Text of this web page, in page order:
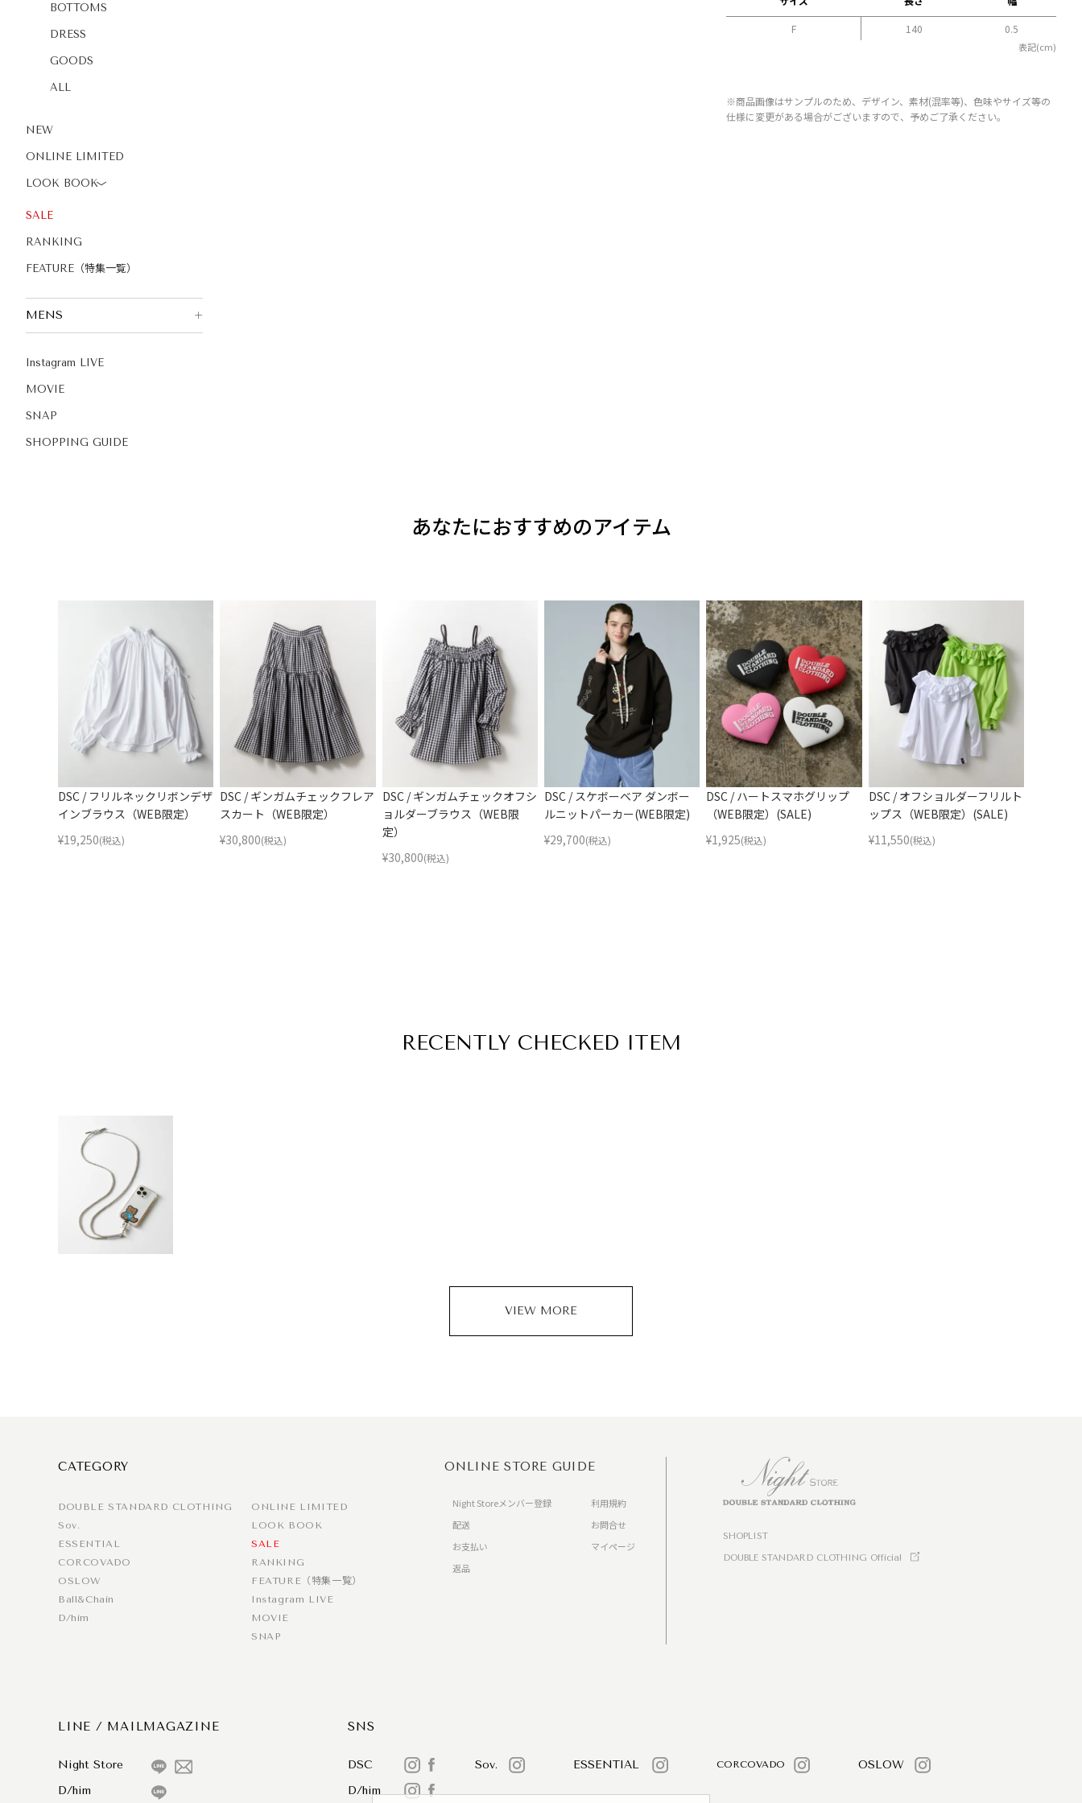
BOTTOMS
DRESS
GOODS
ALL
NEW
ONLINE LIMITED
LOOK BOOK〉
SALE
RANKING
FEATURE（特集一覧）
MENS
Instagram LIVE
MOVIE
SNAP
SHOPPING GUIDE
F 140 0.5
表記(cm)
※商品画像はサンプルのため、デザイン、素材(混率等)、色味やサイズ等の
仕様に変更がある場合がございますので、予めご了承ください。
あなたにおすすめのアイテム
DSC / フリルネックリボンデザ
インブラウス（WEB限定）
¥19,250(税込)
DSC / ギンガムチェックフレア
スカート（WEB限定）
¥30,800(税込)
DSC / ギンガムチェックオフシ
ョルダーブラウス（WEB限
定）
¥30,800(税込)
DSC / スケボーベア ダンボー
ルニットパーカー(WEB限定)
¥29,700(税込)
DSC / ハートスマホグリップ
（WEB限定）(SALE)
¥1,925(税込)
DSC / オフショルダーフリルト
ップス（WEB限定）(SALE)
¥11,550(税込)
RECENTLY CHECKED ITEM
VIEW MORE
CATEGORY
DOUBLE STANDARD CLOTHING
Sov.
ESSENTIAL
CORCOVADO
OSLOW
Ball&Chain
D/him
ONLINE LIMITED
LOOK BOOK
SALE
RANKING
FEATURE（特集一覧）
Instagram LIVE
MOVIE
SNAP
ONLINE STORE GUIDE
Night Storeメンバー登録
配送
お支払い
返品
利用規約
お問合せ
マイページ
SHOPLIST
DOUBLE STANDARD CLOTHING Official
LINE / MAILMAGAZINE
Night Store
D/him
SNS
DSC Sov. ESSENTIAL CORCOVADO
OSLOW
D/him